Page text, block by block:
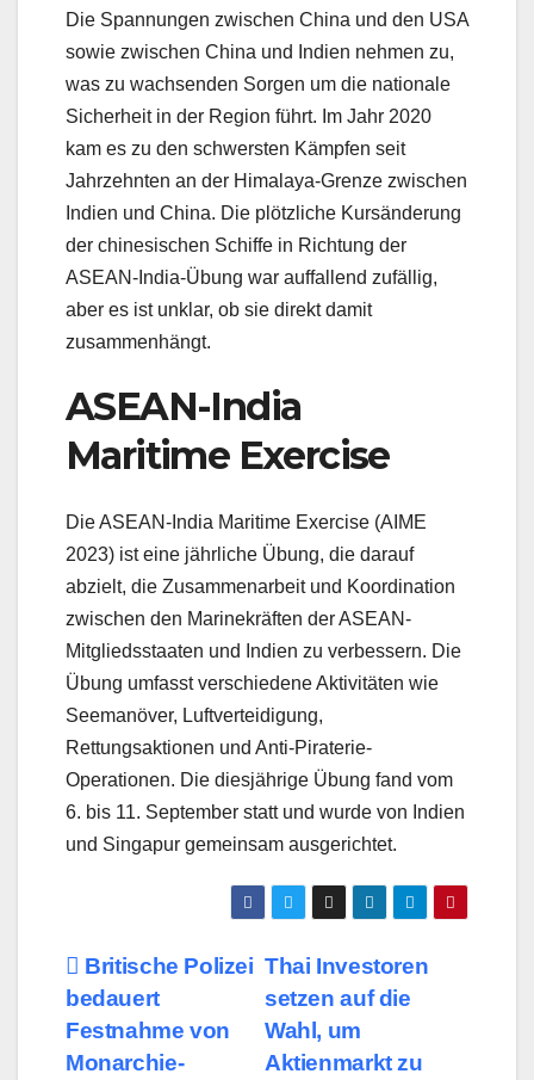
Die Spannungen zwischen China und den USA
sowie zwischen China und Indien nehmen zu,
was zu wachsenden Sorgen um die nationale
Sicherheit in der Region führt. Im Jahr 2020
kam es zu den schwersten Kämpfen seit
Jahrzehnten an der Himalaya-Grenze zwischen
Indien und China. Die plötzliche Kursänderung
der chinesischen Schiffe in Richtung der
ASEAN-India-Übung war auffallend zufällig,
aber es ist unklar, ob sie direkt damit
zusammenhängt.
ASEAN-India
Maritime Exercise
Die ASEAN-India Maritime Exercise (AIME
2023) ist eine jährliche Übung, die darauf
abzielt, die Zusammenarbeit und Koordination
zwischen den Marinekräften der ASEAN-
Mitgliedsstaaten und Indien zu verbessern. Die
Übung umfasst verschiedene Aktivitäten wie
Seemanöver, Luftverteidigung,
Rettungsaktionen und Anti-Piraterie-
Operationen. Die diesjährige Übung fand vom
6. bis 11. September statt und wurde von Indien
und Singapur gemeinsam ausgerichtet.
Beitragsnavigation
Thai Investoren
setzen auf die
Wahl, um
Aktienmarkt zu
Britische Polizei
bedauert
Festnahme von
Monarchie-